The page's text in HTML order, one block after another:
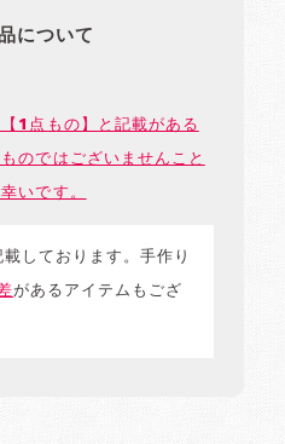
について
1点もの】と記載がある
のではございませんこと
いです。
しております。手作り
があるアイテムもござ